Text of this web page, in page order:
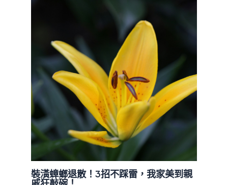
裝潢蟑螂退散！3招不踩雷，我家美到親